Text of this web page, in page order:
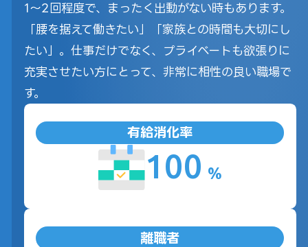
1～2回程度で、まったく出動がない時もあります。
「腰を据えて働きたい」「家族との時間も大切にし
たい」。仕事だけでなく、プライベートも欲張りに
充実させたい方にとって、非常に相性の良い職場で
す。
有給消化率
100 %
離職者